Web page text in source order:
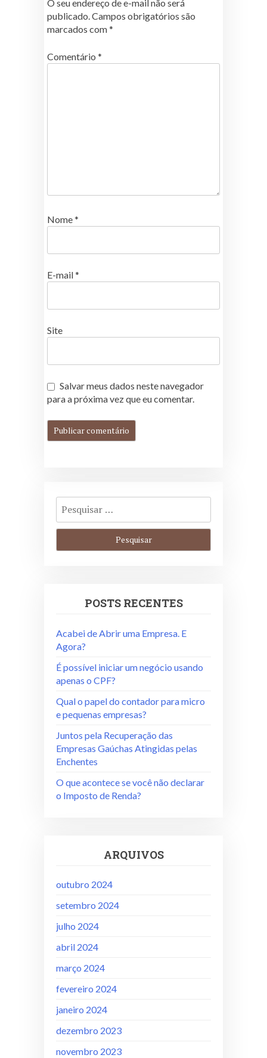
O seu endereço de e-mail não será
publicado. Campos obrigatórios são
marcados com*
Comentário *
Nome*
E-mail*
Site
Salvar meus dados neste navegador
para a próxima vez que eu comentar.
POSTS RECENTES
Acabei de Abrir uma Empresa. E
Agora?
É possível iniciar um negócio usando
apenas o CPF?
Qual o papel do contador para micro
e pequenas empresas?
Juntos pela Recuperação das
Empresas Gaúchas Atingidas pelas
Enchentes
O que acontece se você não declarar
o Imposto de Renda?
ARQUIVOS
outubro 2024
setembro 2024
julho 2024
abril 2024
março 2024
fevereiro 2024
janeiro 2024
dezembro 2023
novembro 2023